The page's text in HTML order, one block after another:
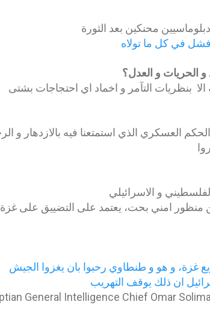
محنكين بعد الثورة
في كل ما تولاه
و الحريات و العدل؟
بنظريات التآمر و اخماد اي احتجاجات بشتى
استمرار ل 60 عام من الحكم العسكري الذي استمتعنا فيه بالازدهار و
و الاسرائيلي
امني بحت، يعتمد على التضييق على
غزة، و هو و طنطاوي رحبوا بان يغزوا الجيش
ان ذلك يوقف التهريب
General Intelligence Chief Omar